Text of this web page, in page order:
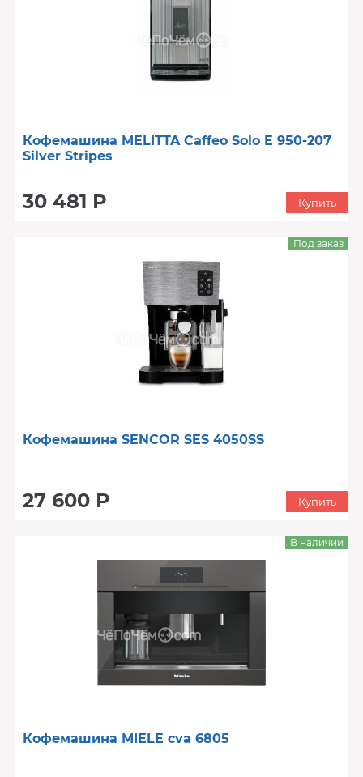
Кофемашина MELITTA Caffeo Solo E 950-207
Silver Stripes
30 481 Р Купить
Кофемашина SENCOR SES 4050SS
27 600 Р
Под заказ
Купить
Кофемашина MIELE cva 6805
В наличии